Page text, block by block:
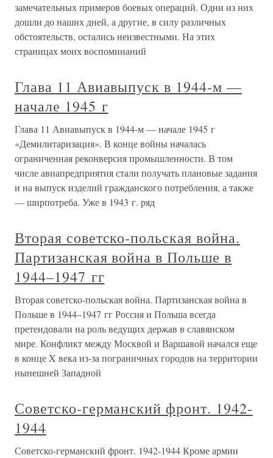
замечательных примеров боевых операций. Одни из них
дошли до наших дней, а другие, в силу различных
обстоятельств, остались неизвестными. На этих
страницах моих воспоминаний
Глава 11 Авиавыпуск в 1944-м —
начале 1945 г
Глава 11 Авиавыпуск в 1944-м — начале 1945 г
«Демилитаризация». В конце войны началась
ограниченная реконверсия промышленности. В том
числе авиапредприятия стали получать плановые задания
и на выпуск изделий гражданского потребления, а также
— ширпотреба. Уже в 1943 г. ряд
Вторая советско-польская война.
Партизанская война в Польше в
1944–1947 гг
Вторая советско-польская война. Партизанская война в
Польше в 1944–1947 гг Россия и Польша всегда
претендовали на роль ведущих держав в славянском
мире. Конфликт между Москвой и Варшавой начался еще
в конце X века из-за пограничных городов на территории
нынешней Западной
Советско-германский фронт. 1942-
1944
Советско-германский фронт. 1942-1944 Кроме армии